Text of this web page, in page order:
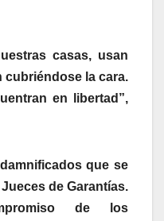
casas, usan
cubriéndose la cara.
en libertad”,
que se
de Garantías.
de los